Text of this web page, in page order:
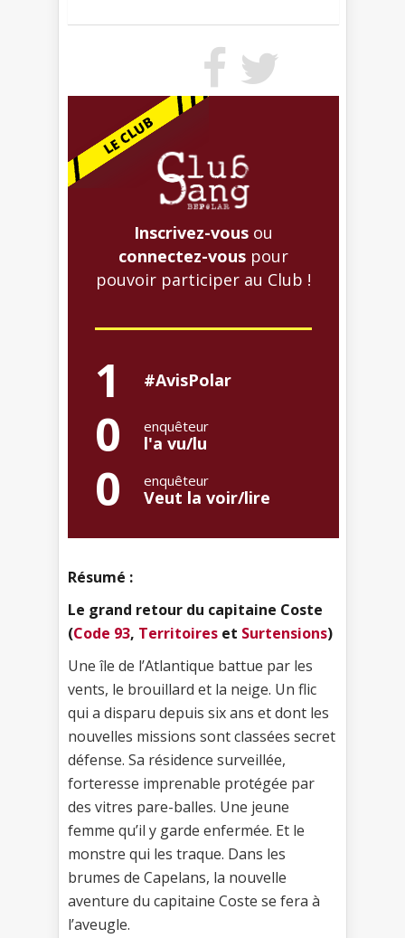
Inscrivez-vous ou
connectez-vous pour
pouvoir participer au Club !
1 #AvisPolar
0 enquêteur
l'a vu/lu
0 enquêteur
Veut la voir/lire
Résumé :
Le grand retour du capitaine Coste
(Code 93, Territoires et Surtensions)
Une île de l’Atlantique battue par les
vents, le brouillard et la neige. Un flic
qui a disparu depuis six ans et dont les
nouvelles missions sont classées secret
défense. Sa résidence surveillée,
forteresse imprenable protégée par
des vitres pare-balles. Une jeune
femme qu’il y garde enfermée. Et le
monstre qui les traque. Dans les
brumes de Capelans, la nouvelle
aventure du capitaine Coste se fera à
l’aveugle.